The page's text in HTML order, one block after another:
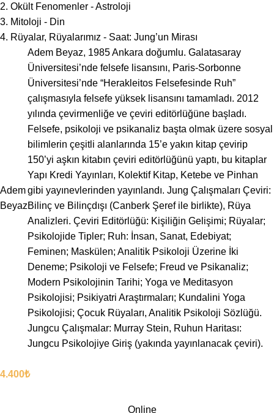
2. Okült Fenomenler - Astroloji
3. Mitoloji - Din
4. Rüyalar, Rüyalarımız - Saat: Jung’un Mirası
Adem
Beyaz
Adem Beyaz, 1985 Ankara doğumlu. Galatasaray
Üniversitesi’nde felsefe lisansını, Paris-Sorbonne
Üniversitesi’nde “Herakleitos Felsefesinde Ruh”
çalışmasıyla felsefe yüksek lisansını tamamladı. 2012
yılında çevirmenliğe ve çeviri editörlüğüne başladı.
Felsefe, psikoloji ve psikanaliz başta olmak üzere sosyal
bilimlerin çeşitli alanlarında 15’e yakın kitap çevirip
150’yi aşkın kitabın çeviri editörlüğünü yaptı, bu kitaplar
Yapı Kredi Yayınları, Kolektif Kitap, Ketebe ve Pinhan
gibi yayınevlerinden yayınlandı. Jung Çalışmaları Çeviri:
Bilinç ve Bilinçdışı (Canberk Şeref ile birlikte), Rüya
Analizleri. Çeviri Editörlüğü: Kişiliğin Gelişimi; Rüyalar;
Psikolojide Tipler; Ruh: İnsan, Sanat, Edebiyat;
Feminen; Maskülen; Analitik Psikoloji Üzerine İki
Deneme; Psikoloji ve Felsefe; Freud ve Psikanaliz;
Modern Psikolojinin Tarihi; Yoga ve Meditasyon
Psikolojisi; Psikiyatri Araştırmaları; Kundalini Yoga
Psikolojisi; Çocuk Rüyaları, Analitik Psikoloji Sözlüğü.
Jungcu Çalışmalar: Murray Stein, Ruhun Haritası:
Jungcu Psikolojiye Giriş (yakında yayınlanacak çeviri).
4.400₺
Online